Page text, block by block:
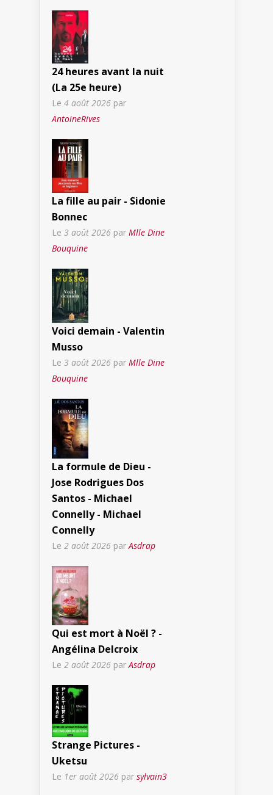
24 heures avant la nuit
(La 25e heure)
Le 4 août 2026 par
AntoineRives
La fille au pair - Sidonie
Bonnec
Le 3 août 2026 par Mlle Dine
Bouquine
Voici demain - Valentin
Musso
Le 3 août 2026 par Mlle Dine
Bouquine
La formule de Dieu -
Jose Rodrigues Dos
Santos - Michael
Connelly - Michael
Connelly
Le 2 août 2026 parAsdrap
Qui est mort à Noël ? -
Angélina Delcroix
Le 2 août 2026 par Asdrap
Strange Pictures -
Uketsu
Le 1er août 2026 par sylvain3